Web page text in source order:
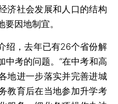
济社会发展和人口的结构
因地制宜。
，去年已有26个省份解
中考的问题。“在中考和高
地进一步落实并完善进城
教育后在当地参加升学考